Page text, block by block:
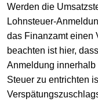
Werden die
Lohnsteuer-
das Finanzamt einen
beachten ist hier,
Anmeldung
Steuer zu entrichten